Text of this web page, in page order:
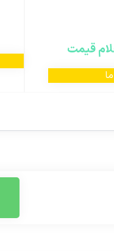
قیمت